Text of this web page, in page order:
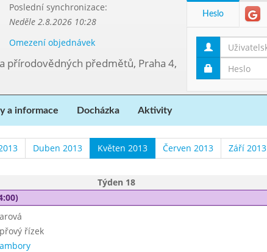
Poslední synchronizace:
Neděle 2.8.2026 10:28
Omezení objednávek
přírodovědných předmětů, Praha 4,
Heslo
a informace Docházka Aktivity
Duben 2013 Květen 2013 Červen 2013 Září 2013
Týden 18
řízek